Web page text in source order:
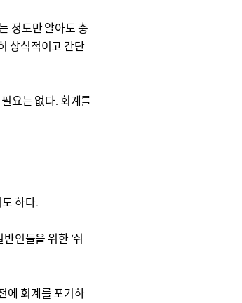
정도만 알아도 충
상식적이고 간단
요는 없다. 회계를
하다.
인들을 위한 ‘쉬
에 회계를 포기하